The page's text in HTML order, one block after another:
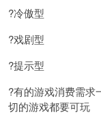
?冷傲型
?戏剧型
?提示型
?有的游戏消费需求
切的游戏都要可玩